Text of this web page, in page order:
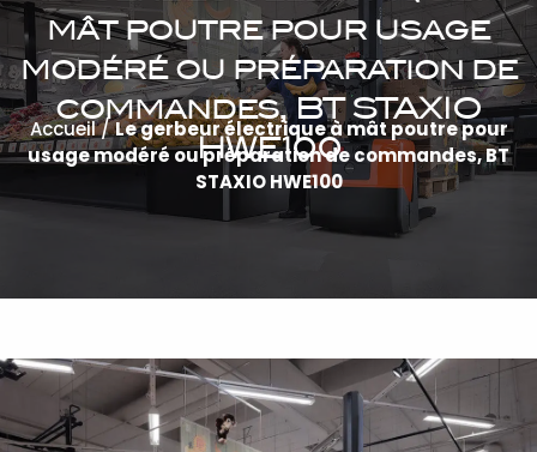
mât poutre pour usage
modéré ou préparation de
commandes, BT STAXIO
HWE100
Accueil/Le gerbeur électrique à mât poutre pour
usage modéré ou préparation de commandes, BT
STAXIO HWE100